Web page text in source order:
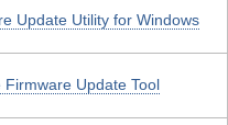
Update Utility for Windows
Firmware Update Tool